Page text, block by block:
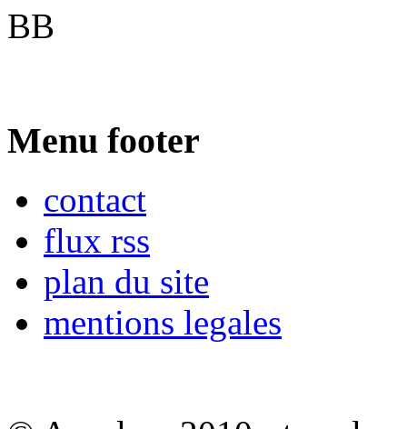
BB
Menu footer
contact
flux rss
plan du site
mentions legales